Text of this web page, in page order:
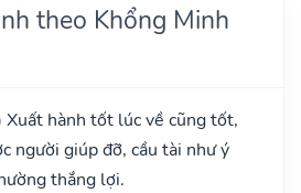
theo Khổng Minh
Xuất hành tốt lúc về cũng tốt,
người giúp đỡ, cầu tài như ý
thắng lợi.